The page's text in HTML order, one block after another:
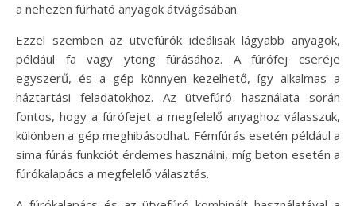
a nehezen fúrható anyagok átvágásában.
Ezzel szemben az ütvefúrók ideálisak lágyabb anyagok,
például fa vagy ytong fúrásához. A fúrófej cseréje
egyszerű, és a gép könnyen kezelhető, így alkalmas a
háztartási feladatokhoz. Az ütvefúró használata során
fontos, hogy a fúrófejet a megfelelő anyaghoz válasszuk,
különben a gép meghibásodhat. Fémfúrás esetén például a
sima fúrás funkciót érdemes használni, míg beton esetén a
fúrókalapács a megfelelő választás.